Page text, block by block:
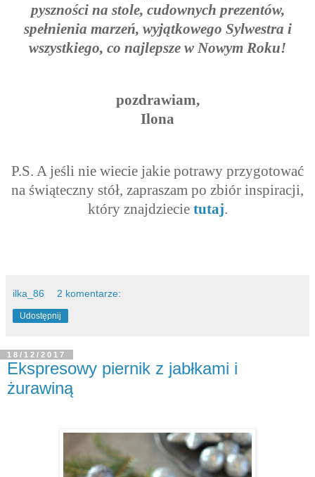
pyszności na stole, cudownych prezentów,
spełnienia marzeń, wyjątkowego Sylwestra i
wszystkiego, co najlepsze w Nowym Roku!
pozdrawiam,
Ilona
P.S. A jeśli nie wiecie jakie potrawy przygotować
na świąteczny stół, zapraszam po zbiór inspiracji,
który znajdziecie tutaj.
ilka_86 2 komentarze:
Udostępnij
18/12/2017
Ekspresowy piernik z jabłkami i
żurawiną